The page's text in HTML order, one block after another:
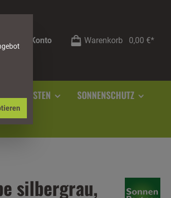
Mein Konto Warenkorb 0,00 €*
SONNENSCHUTZ
silbergrau,